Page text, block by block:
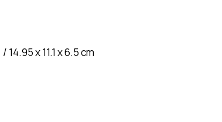
14.95 x 11.1 x 6.5 cm